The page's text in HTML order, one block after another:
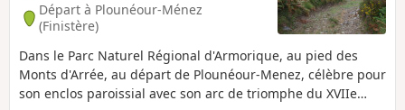
Départ à Plounéour-Ménez
(Finistère)
Dans le Parc Naturel Régional d'Armorique, au pied des
Monts d'Arrée, au départ de Plounéour-Menez, célèbre pour
son enclos paroissial avec son arc de triomphe du XVIIe